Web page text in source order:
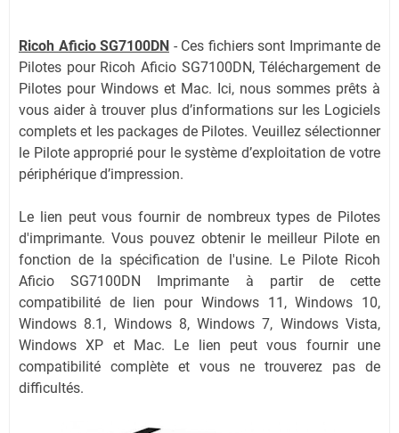
Ricoh Aficio SG7100DN - Ces fichiers sont Imprimante de
Pilotes pour Ricoh Aficio SG7100DN, Téléchargement de
Pilotes pour Windows et Mac. Ici, nous sommes prêts à
vous aider à trouver plus d’informations sur les Logiciels
complets et les packages de Pilotes. Veuillez sélectionner
le Pilote approprié pour le système d’exploitation de votre
périphérique d’impression.
Le lien peut vous fournir de nombreux types de Pilotes
d'imprimante. Vous pouvez obtenir le meilleur Pilote en
fonction de la spécification de l'usine. Le Pilote Ricoh
Aficio SG7100DN Imprimante à partir de cette
compatibilité de lien pour Windows 11, Windows 10,
Windows 8.1, Windows 8, Windows 7, Windows Vista,
Windows XP et Mac. Le lien peut vous fournir une
compatibilité complète et vous ne trouverez pas de
difficultés.